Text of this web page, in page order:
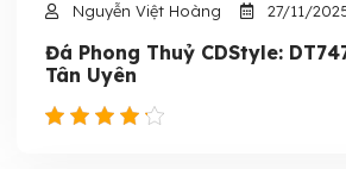
Nguyễn Việt Hoàng 27/11/
Đá Phong Thuỷ CDStyle:
Tân Uyên